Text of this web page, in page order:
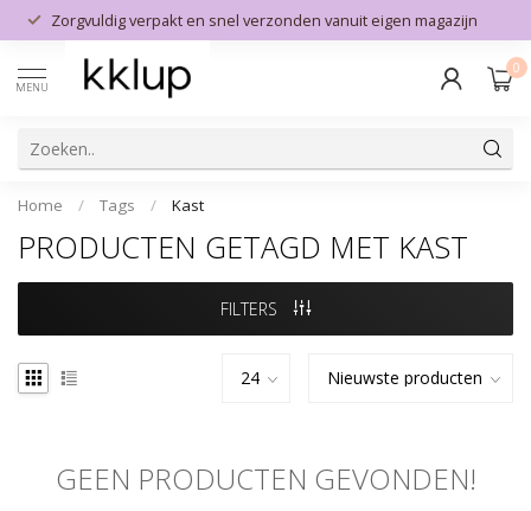
Zorgvuldig verpakt en snel verzonden vanuit eigen magazijn
MENU
0
Home / Tags / Kast
PRODUCTEN GETAGD MET KAST
FILTERS
GEEN PRODUCTEN GEVONDEN!